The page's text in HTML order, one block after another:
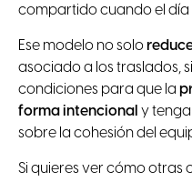
compartido cuando el
Ese modelo no solo
asociado a los traslados,
condiciones para que la
forma intencional y
sobre la cohesión del
Si quieres ver cómo otras